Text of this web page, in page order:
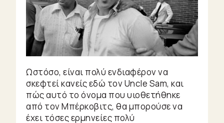
Ωστόσο, είναι πολύ ενδιαφέρον να
σκεφτεί κανείς εδώ τον Uncle Sam, και
πώς αυτό το όνομα που υιοθετήθηκε
από τον Μπέρκοβιτς, θα μπορούσε να
έχει τόσες ερμηνείες πολύ